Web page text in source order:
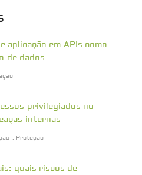
aplicação em APIs como
de dados
privilegiados no
internas
, Proteção
quais riscos de